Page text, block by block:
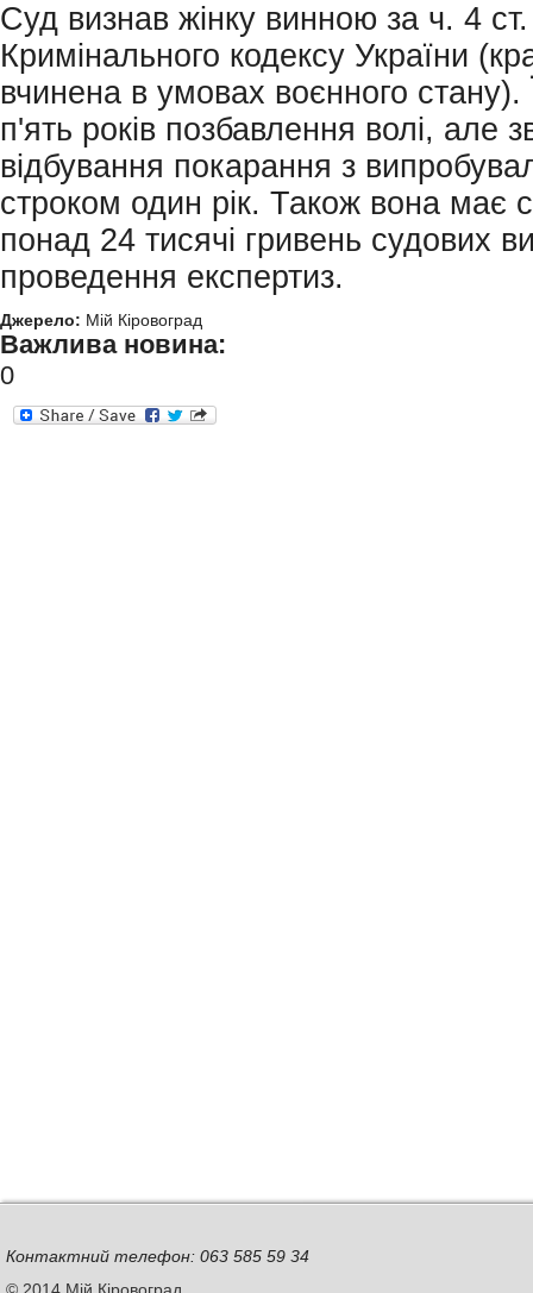
Суд визнав жінку винною за ч. 4
Кримінального кодексу України
вчинена в умовах воєнного стану).
п'ять років позбавлення волі, але
відбування покарання з
строком один рік. Також вона має
понад 24 тисячі гривень судових
проведення експертиз.
Джерело: Мій Кіровоград
Важлива новина:
0
Контактний телефон: 063 585 59 34